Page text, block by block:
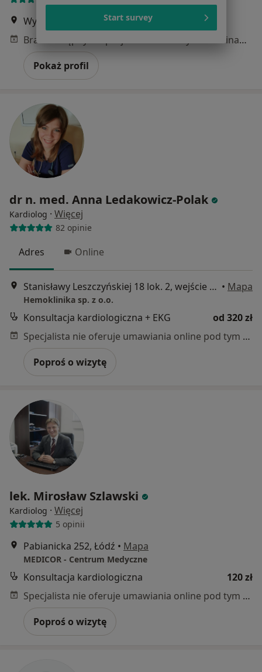
Wyspiańskiego 4, Pabianice•
Brak dostępnych specjalistów z wolnymi terminami w tym centrum medycznym.
Pokaż profil
dr n. med. Anna Ledakowicz-Polak
Kardiolog · Więcej
82 opinie
Adres Online
Stanisławy Leszczyńskiej 18 lok. 2, wejście bezpośrednio z ulicy., Łódź • Mapa
Hemoklinika sp. z o.o.
Konsultacja kardiologiczna + EKG
od 320 zł
Specjalista nie oferuje umawiania online pod tym adresem.
Poproś o wizytę
lek. Mirosław Szlawski
Kardiolog · Więcej
5 opinii
Pabianicka 252, Łódź • Mapa
MEDICOR - Centrum Medyczne
Konsultacja kardiologiczna
120 zł
Specjalista nie oferuje umawiania online pod tym adresem.
Poproś o wizytę
Start survey